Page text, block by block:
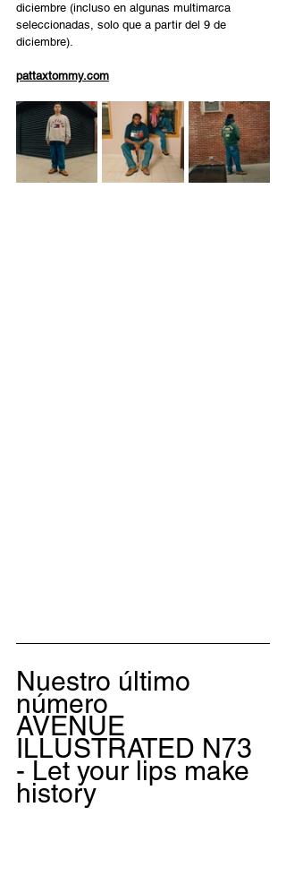
diciembre (incluso en algunas multimarca
seleccionadas, solo que a partir del 9 de
diciembre).
pattaxtommy.com
Nuestro último
número
AVENUE
ILLUSTRATED N73
- Let your lips make
history